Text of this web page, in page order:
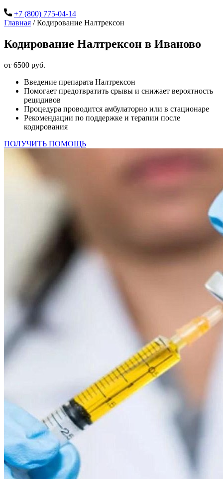
+7 (800) 775-04-14
Главная /Кодирование Налтрексон
Кодирование Налтрексон в Иваново
от 6500 руб.
Введение препарата Налтрексон
Помогает предотвратить срывы и снижает вероятность
рецидивов
Процедура проводится амбулаторно или в стационаре
Рекомендации по поддержке и терапии после
кодирования
ПОЛУЧИТЬ ПОМОЩЬ